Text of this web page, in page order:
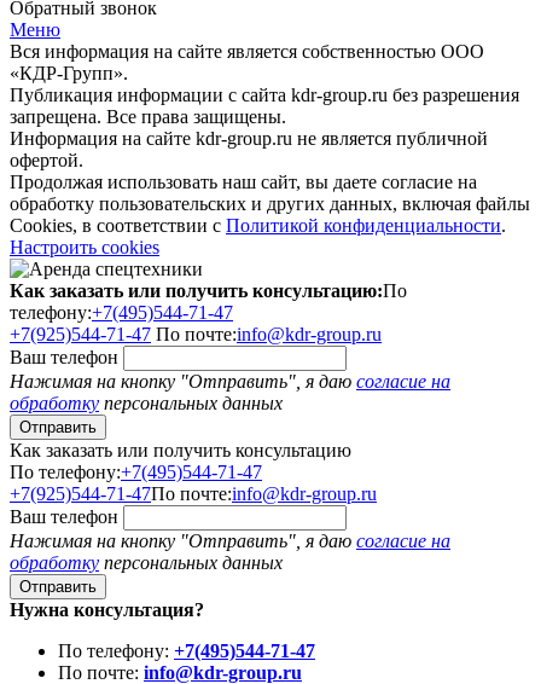
Обратный звонок
Меню
Вся информация на сайте является собственностью ООО
«КДР-Групп».
Публикация информации с сайта kdr-group.ru без разрешения
запрещена. Все права защищены.
Информация на сайте kdr-group.ru не является публичной
офертой.
Продолжая использовать наш сайт, вы даете согласие на
обработку пользовательских и других данных, включая файлы
Cookies, в соответствии с Политикой конфиденциальности.
Настроить cookies
Как заказать или получить консультацию:По
телефону:+7(495)544-71-47
+7(925)544-71-47 По почте:info@kdr-group.ru
Ваш телефон
Нажимая на кнопку "Отправить", я даю согласие на
обработку персональных данных
Как заказать или получить консультацию
По телефону:+7(495)544-71-47
+7(925)544-71-47По почте:info@kdr-group.ru
Ваш телефон
Нажимая на кнопку "Отправить", я даю согласие на
обработку персональных данных
Нужна консультация?
По телефону: +7(495)544-71-47
По почте: info@kdr-group.ru